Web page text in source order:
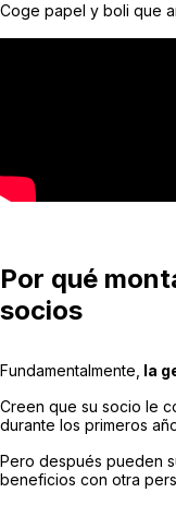
Coge papel y boli que
Por qué
socios
Fundamentalmente, la
Creen que su socio le
durante los primeros
Pero después pueden
beneficios con otra